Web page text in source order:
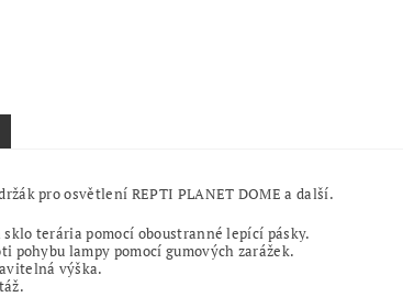
pro osvětlení REPTI PLANET DOME a další.
terária pomocí oboustranné lepící pásky.
pohybu lampy pomocí gumových zarážek.
výška.